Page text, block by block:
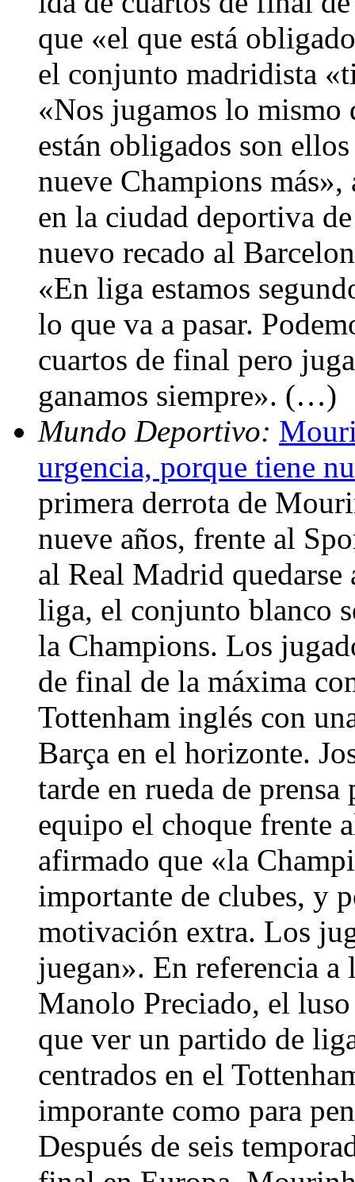
que «el que está
el conjunto madridista
«Nos jugamos lo mismo
están obligados son
nueve Champions más»,
en la ciudad deportiva
nuevo recado al
«En liga estamos
lo que va a pasar.
cuartos de final pero
ganamos siempre». (…)
Mundo Deportivo:
urgencia, porque tiene
primera derrota de
nueve años, frente al
al Real Madrid
liga, el conjunto blanco
la Champions. Los
de final de la máxima
Tottenham inglés con
Barça en el horizonte.
tarde en rueda de
equipo el choque frente
afirmado que «la
importante de clubes, y
motivación extra. Los
juegan». En referencia
Manolo Preciado, el
que ver un partido de
centrados en el
imporante como para
Después de seis